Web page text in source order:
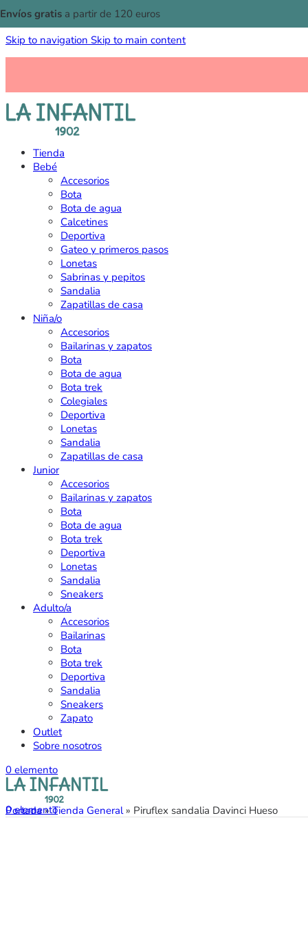
Skip to navigation Skip to main content
Envíos gratis a partir de 120 euros
Tienda
Bebé
Accesorios
Bota
Bota de agua
Calcetines
Deportiva
Gateo y primeros pasos
Lonetas
Sabrinas y pepitos
Sandalia
Zapatillas de casa
Niña/o
Accesorios
Bailarinas y zapatos
Bota
Bota de agua
Bota trek
Colegiales
Deportiva
Lonetas
Sandalia
Zapatillas de casa
Junior
Accesorios
Bailarinas y zapatos
Bota
Bota de agua
Bota trek
Deportiva
Lonetas
Sandalia
Sneakers
Adulto/a
Accesorios
Bailarinas
Bota
Bota trek
Deportiva
Sandalia
Sneakers
Zapato
Outlet
Sobre nosotros
0 elemento
0elemento
Portada»Tienda General» Piruflex sandalia Davinci Hueso